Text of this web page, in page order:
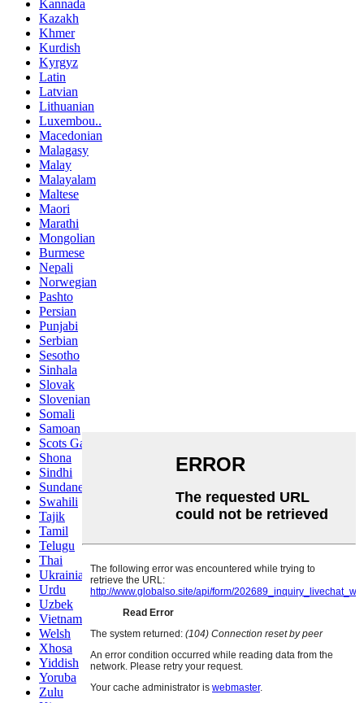
Kannada
Kazakh
Khmer
Kurdish
Kyrgyz
Latin
Latvian
Lithuanian
Luxembou..
Macedonian
Malagasy
Malay
Malayalam
Maltese
Maori
Marathi
Mongolian
Burmese
Nepali
Norwegian
Pashto
Persian
Punjabi
Serbian
Sesotho
Sinhala
Slovak
Slovenian
Somali
Samoan
Scots Gaelic
Shona
Sindhi
Sundanese
Swahili
Tajik
Tamil
Telugu
Thai
Ukrainian
Urdu
Uzbek
Vietnamese
Welsh
Xhosa
Yiddish
Yoruba
Zulu